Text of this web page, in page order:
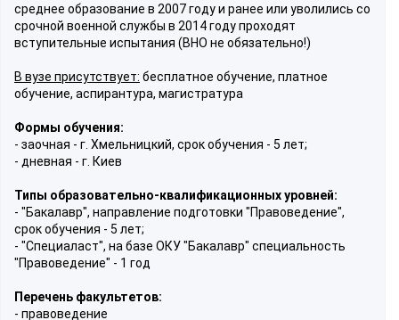
среднее образование в 2007 году и ранее или уволились со
срочной военной службы в 2014 году проходят
вступительные испытания (ВНО не обязательно!)
В вузе присутствует: бесплатное обучение, платное
обучение, аспирантура, магистратура
Формы обучения:
- заочная - г. Хмельницкий, срок обучения - 5 лет;
- дневная - г. Киев
Типы образовательно-квалификационных уровней:
- "Бакалавр", направление подготовки "Правоведение",
срок обучения - 5 лет;
- "Специаласт", на базе ОКУ "Бакалавр" специальность
"Правоведение" - 1 год
Перечень факультетов:
- правоведение